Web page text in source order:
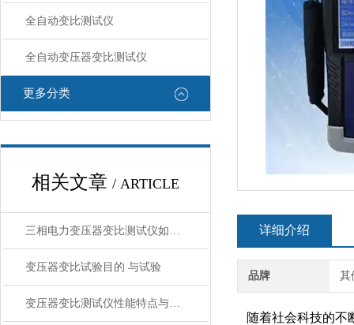
全自动变比测试仪
全自动变压器变比测试仪
更多分类
相关文章 / ARTICLE
三相电力变压器变比测试仪如何使用？
变压器变比试验目的 与试验
变压器变比测试仪性能特点与技术参数
详细介绍
品牌 其
随着社会科技的不